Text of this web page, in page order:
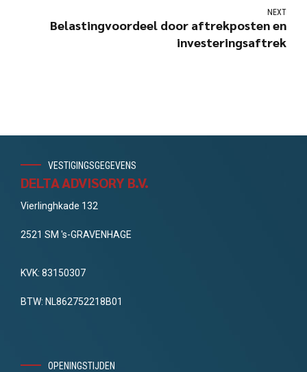
NEXT
Belastingvoordeel door aftrekposten en
investeringsaftrek
VESTIGINGSGEGEVENS
DELTA ADVISORY B.V.
Vierlinghkade 132
2521 SM 's-GRAVENHAGE
KVK: 83150307
BTW: NL862752218B01
OPENINGSTIJDEN